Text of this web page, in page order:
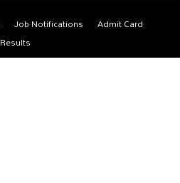
Job Notifications
Admit Card
Results